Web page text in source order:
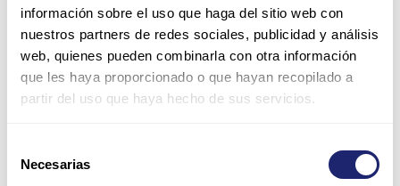
información sobre el uso que haga del sitio web con
nuestros partners de redes sociales, publicidad y análisis
web, quienes pueden combinarla con otra información
que les haya proporcionado o que hayan recopilado a
partir del uso que haya hecho de sus servicios.
Necesarias